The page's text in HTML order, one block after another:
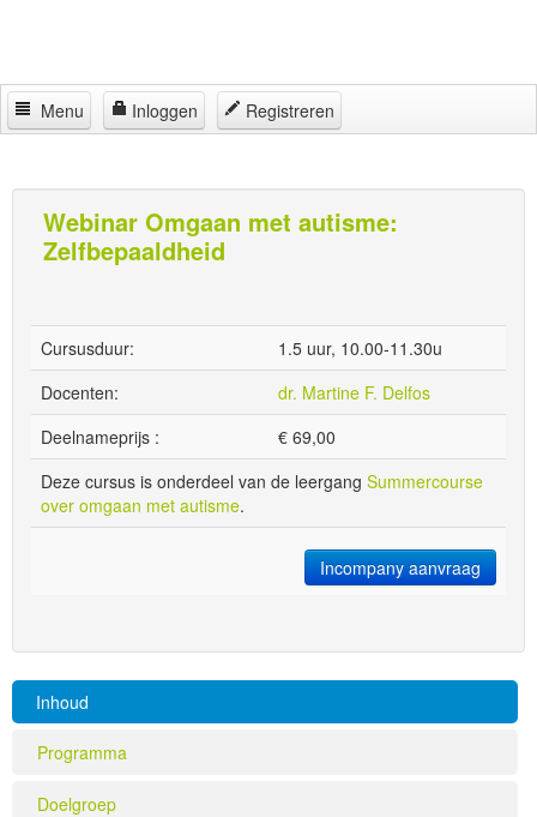
Menu Inloggen
Registreren
Partners
Locaties
Contact
Webinar Omgaan met autisme:
Zelfbepaaldheid
Cursusduur:
1.5 uur, 10.00-11.30u
Docenten:
dr. Martine F. Delfos
Deelnameprijs :
€ 69,00
Deze cursus is onderdeel van de leergang Summercourse
over omgaan met autisme.
Incompany aanvraag
Inhoud
Programma
Doelgroep